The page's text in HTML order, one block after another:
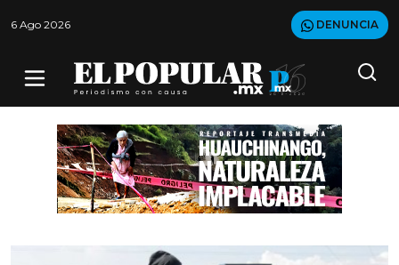
6 Ago 2026 DENUNCIA